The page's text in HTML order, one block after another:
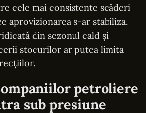
cele mai consistente scăderi
aprovizionarea s-ar stabiliza.
din sezonul cald și
stocurilor ar putea limita
petroliere
sub presiune